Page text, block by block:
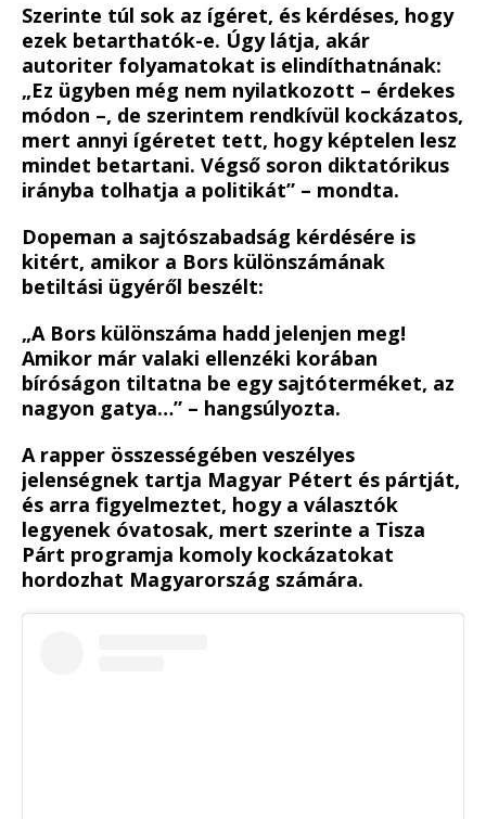
Szerinte túl sok az ígéret, és kérdéses, hogy
ezek betarthatók-e. Úgy látja, akár
autoriter folyamatokat is elindíthatnának:
„Ez ügyben még nem nyilatkozott – érdekes
módon –, de szerintem rendkívül kockázatos,
mert annyi ígéretet tett, hogy képtelen lesz
mindet betartani. Végső soron diktatórikus
irányba tolhatja a politikát” – mondta.
Dopeman a sajtószabadság kérdésére is
kitért, amikor a Bors különszámának
betiltási ügyéről beszélt:
„A Bors különszáma hadd jelenjen meg!
Amikor már valaki ellenzéki korában
bíróságon tiltatna be egy sajtóterméket, az
nagyon gatya…” – hangsúlyozta.
A rapper összességében veszélyes
jelenségnek tartja Magyar Pétert és pártját,
és arra figyelmeztet, hogy a választók
legyenek óvatosak, mert szerinte a Tisza
Párt programja komoly kockázatokat
hordozhat Magyarország számára.